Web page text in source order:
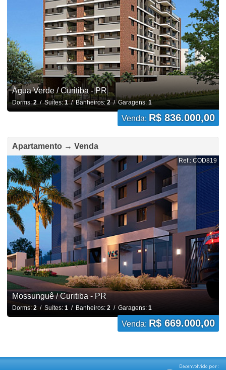
Água Verde / Curitiba - PR
Dorms:2/ Suítes:1/ Banheiros:2/ Garagens:1
Venda: R$ 836.000,00
Apartamento → Venda
Ref.: COD819
Mossunguê / Curitiba - PR
Dorms: 2/ Suítes: 1/ Banheiros: 2/ Garagens: 1
Venda: R$ 669.000,00